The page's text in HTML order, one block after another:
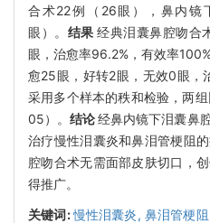
合术22例（26眼），鼻内镜
眼）。 结果经典泪囊鼻腔吻合
眼，治愈率96.2%，有效率
愈25眼，好转2眼，无效0眼，
采用多个样本的秩和检验，两
05）。结论经鼻内镜下泪囊鼻
治疗慢性泪囊炎和鼻泪管梗阻
腔吻合术无需面部皮肤切口，
得推广。
关键词:慢性泪囊炎, 鼻泪管梗